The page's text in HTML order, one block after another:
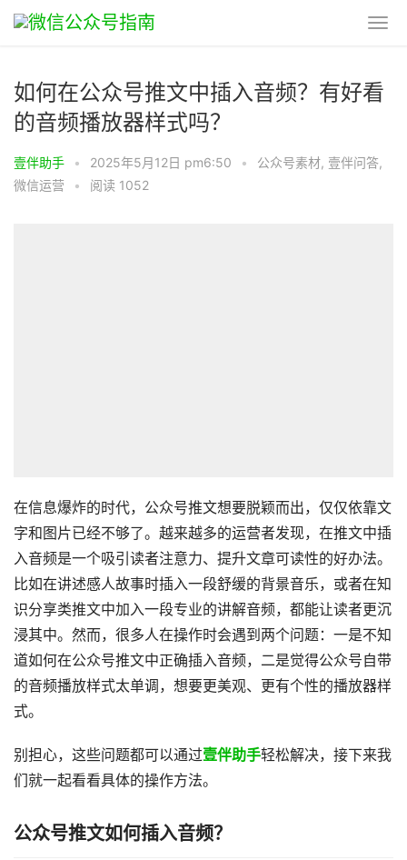
如何在公众号推文中插入音频？有好看
的音频播放器样式吗？
壹伴助手 • 2025年5月12日 pm6:50 • 公众号素材, 壹伴问答,
微信运营
• 阅读 1052
在信息爆炸的时代，公众号推文想要脱颖而出，仅仅依靠文
字和图片已经不够了。越来越多的运营者发现，在推文中插
入音频是一个吸引读者注意力、提升文章可读性的好办法。
比如在讲述感人故事时插入一段舒缓的背景音乐，或者在知
识分享类推文中加入一段专业的讲解音频，都能让读者更沉
浸其中。然而，很多人在操作时会遇到两个问题：一是不知
道如何在公众号推文中正确插入音频，二是觉得公众号自带
的音频播放样式太单调，想要更美观、更有个性的播放器样
式。
别担心，这些问题都可以通过壹伴助手轻松解决，接下来我
们就一起看看具体的操作方法。
公众号推文如何插入音频？